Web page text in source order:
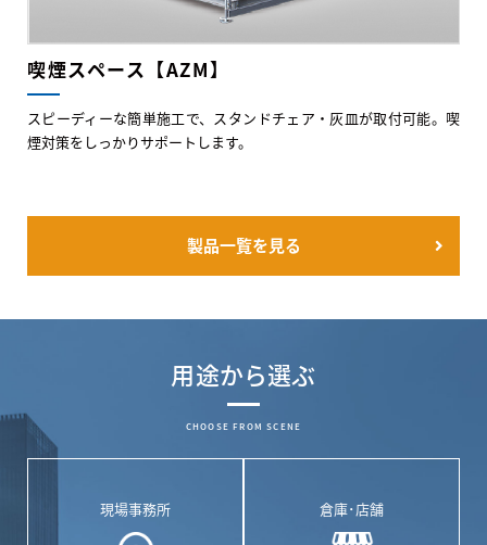
喫煙スペース【AZM】
スピーディーな簡単施工で、スタンドチェア・灰皿が取付可能。喫
煙対策をしっかりサポートします。
製品一覧を見る
用途から選ぶ
CHOOSE FROM SCENE
現場事務所 倉庫･店舗